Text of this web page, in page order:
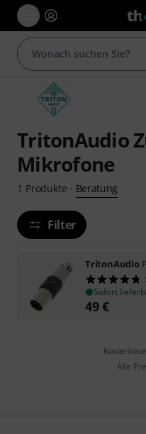
TritonAudio
Mikrofone
1 Produkte · Beratung
Filter
TritonAudio
Sofort
49€
Alle